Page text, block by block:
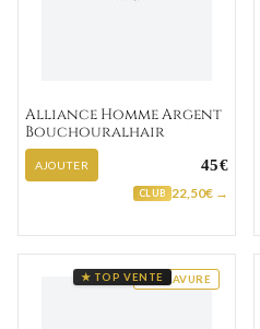
Alliance Homme Argent
Bouchouralhair
AJOUTER 45€
CLUB 22,50€ →
GRAVURE
★ TOP VENTE